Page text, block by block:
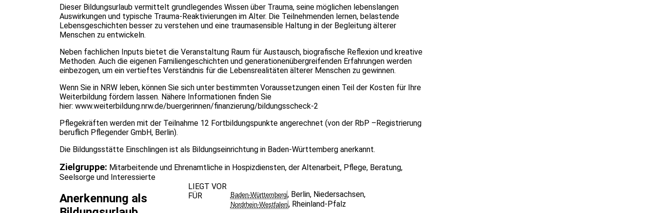
Dieser Bildungsurlaub vermittelt grundlegendes Wissen über Trauma, seine möglichen lebenslangen
Auswirkungen und typische Trauma-Reaktivierungen im Alter. Die Teilnehmenden lernen, belastende
Lebensgeschichten besser zu verstehen und eine traumasensible Haltung in der Begleitung älterer
Menschen zu entwickeln.
Neben fachlichen Inputs bietet die Veranstaltung Raum für Austausch, biografische Reflexion und kreative
Methoden. Auch die eigenen Familiengeschichten und generationenübergreifenden Erfahrungen werden
einbezogen, um ein vertieftes Verständnis für die Lebensrealitäten älterer Menschen zu gewinnen.
Wenn Sie in NRW leben, können Sie sich unter bestimmten Voraussetzungen einen Teil der Kosten für Ihre
Weiterbildung fördern lassen. Nähere Informationen finden Sie
hier: www.weiterbildung.nrw.de/buergerinnen/finanzierung/bildungsscheck-2
Pflegekräften werden mit der Teilnahme 12 Fortbildungspunkte angerechnet (von der RbP –Registrierung
beruflich Pflegender GmbH, Berlin).
Die Bildungsstätte Einschlingen ist als Bildungseinrichtung in Baden-Württemberg anerkannt.
Zielgruppe: Mitarbeitende und Ehrenamtliche in Hospizdiensten, der Altenarbeit, Pflege, Beratung,
Seelsorge und Interessierte
Anerkennung als
LIEGT VOR
FÜR
Baden-Württemberg, Berlin, Niedersachsen,
Nordrhein-Westfalen, Rheinland-Pfalz